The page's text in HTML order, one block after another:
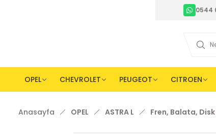
0544
OPEL CHEVROLET PEUGEOT CITROEN
Anasayfa OPEL ASTRA L Fren, Balata,